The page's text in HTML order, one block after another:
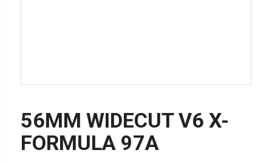
56MM WIDECUT V6 X-
FORMULA 97A